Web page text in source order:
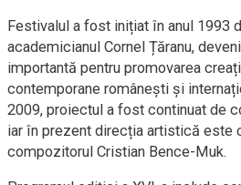
Festivalul a fost inițiat în anul 1993
academicianul Cornel Țăranu,
importantă pentru promovarea
contemporane românești și
2009, proiectul a fost continuat de
iar în prezent direcția artistică este
compozitorul Cristian Bence-Muk.